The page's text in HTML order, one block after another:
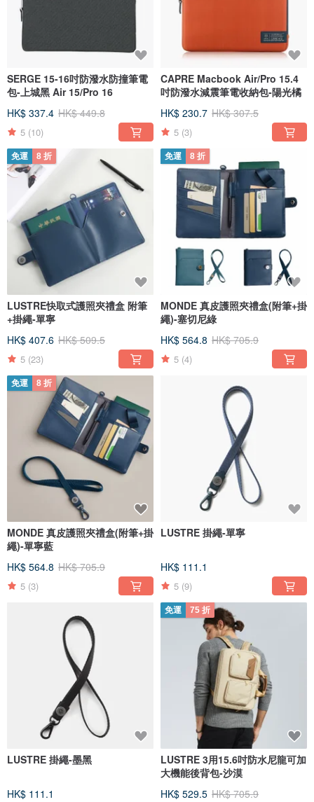
SERGE 15-16吋防潑水防撞筆電
包-上城黑 Air 15/Pro 16
HK$ 337.4 HK$ 449.8
5 (10)
CAPRE Macbook Air/Pro 15.4
吋防潑水減震筆電收納包-陽光橘
HK$ 230.7 HK$ 307.5
5 (3)
免運 8 折
LUSTRE快取式護照夾禮盒 附筆
+掛繩-單寧
HK$ 407.6 HK$ 509.5
5 (23)
免運 8 折
MONDE 真皮護照夾禮盒(附筆+掛
繩)-塞切尼綠
HK$ 564.8 HK$ 705.9
5 (4)
免運 8 折
MONDE 真皮護照夾禮盒(附筆+掛
繩)-單寧藍
HK$ 564.8 HK$ 705.9
5 (3)
LUSTRE 掛繩-單寧
HK$ 111.1
5 (9)
LUSTRE 掛繩-墨黑
HK$ 111.1
免運 75 折
LUSTRE 3用15.6吋防水尼龍可加
大機能後背包-沙漠
HK$ 529.5 HK$ 705.9